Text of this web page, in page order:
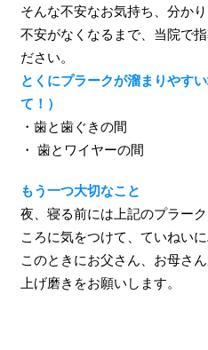
そんな不安なお気持ち、分かり
不安がなくなるまで、当院で
ださい。
とくにプラークが溜まりやす
て！）
・歯と歯ぐきの間
・ 歯とワイヤーの間
もう一つ大切なこと
夜、寝る前には上記のプラー
ころに気をつけて、ていねい
このときにお父さん、お母さ
上げ磨きをお願いします。